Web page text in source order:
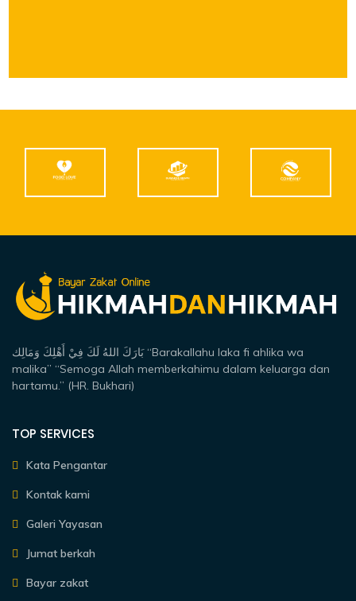
بَارَكَ اللهُ لَكَ فِيْ أَهْلِكَ وَمَالِك “Barakallahu laka fi ahlika wa
malika” “Semoga Allah memberkahimu dalam keluarga dan
hartamu.” (HR. Bukhari)
TOP SERVICES
Kata Pengantar
Kontak kami
Galeri Yayasan
Jumat berkah
Bayar zakat